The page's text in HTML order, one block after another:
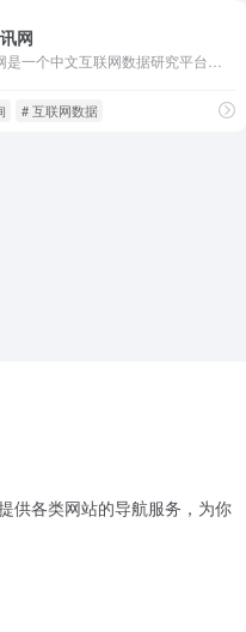
网
# 互联网数据
供各类网站的导航服务，为你